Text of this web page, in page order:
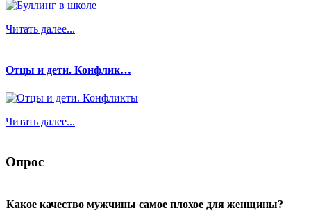
Читать далее...
Отцы и дети. Конфлик…
Читать далее...
Опрос
Какое качество мужчины самое плохое для женщины?